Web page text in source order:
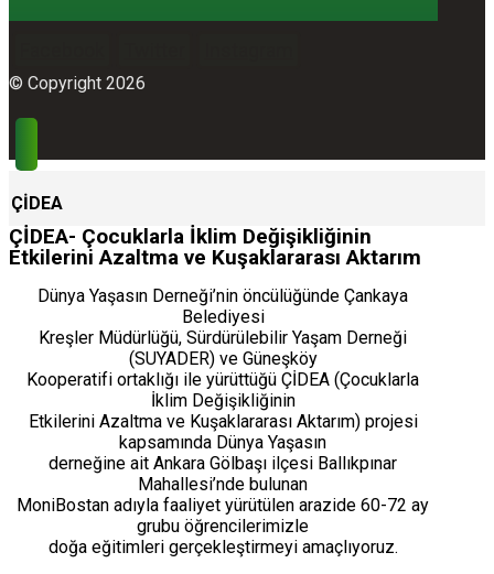
© Copyright 2026
ÇİDEA
ÇİDEA- Çocuklarla İklim Değişikliğinin
Etkilerini Azaltma ve Kuşaklararası Aktarım
Dünya Yaşasın Derneği’nin öncülüğünde Çankaya
Belediyesi
Kreşler Müdürlüğü, Sürdürülebilir Yaşam Derneği
(SUYADER) ve Güneşköy
Kooperatifi ortaklığı ile yürüttüğü ÇİDEA (Çocuklarla
İklim Değişikliğinin
Etkilerini Azaltma ve Kuşaklararası Aktarım) projesi
kapsamında Dünya Yaşasın
derneğine ait Ankara Gölbaşı ilçesi Ballıkpınar
Mahallesi’nde bulunan
MoniBostan adıyla faaliyet yürütülen arazide 60-72 ay
grubu öğrencilerimizle
doğa eğitimleri gerçekleştirmeyi amaçlıyoruz.